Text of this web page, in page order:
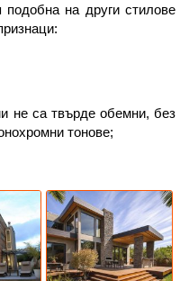
на други стилове
не са твърде обемни, без
тонове;